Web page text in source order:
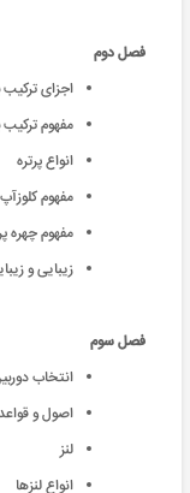
فصل دوم
اجزای
مفهوم
انواع پرتره
مفهوم کلوزآپ
مفهوم چهره
زیبایی و
فصل سوم
انتخاب
اصول و
لنز
انواع لنزها